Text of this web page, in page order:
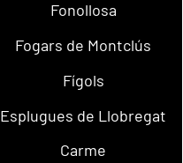
Fonollosa
Fogars de Montclús
Fígols
Esplugues de Llobregat
Carme